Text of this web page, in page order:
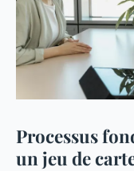
Processus
un jeu de